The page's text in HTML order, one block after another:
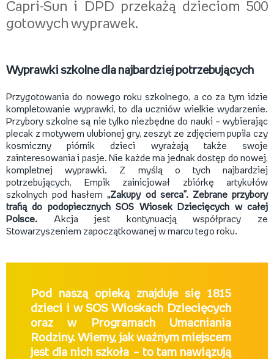
Capri-Sun i DPD przekażą dzieciom 500
gotowych wyprawek.
Wyprawki szkolne dla najbardziej potrzebujących
Przygotowania do nowego roku szkolnego, a co za tym idzie
kompletowanie wyprawki, to dla uczniów wielkie wydarzenie.
Przybory szkolne są nie tylko niezbędne do nauki – wybierając
plecak z motywem ulubionej gry, zeszyt ze zdjęciem pupila czy
kosmiczny piórnik dzieci wyrażają także swoje
zainteresowania i pasje. Nie każde ma jednak dostęp do nowej,
kompletnej wyprawki. Z myślą o tych najbardziej
potrzebujących, Empik zainicjował zbiórkę artykułów
szkolnych pod hasłem„Zakupy od serca”. Zebrane przybory
trafią do podopiecznych SOS Wiosek Dziecięcych w całej
Polsce. Akcja jest kontynuacją współpracy ze
Stowarzyszeniem zapoczątkowanej w marcu tego roku.
Pod naszą opieką znajduje się 1815
dzieci i w SOS Wioskach Dziecięcych
oraz w Programach Umacniania
Rodziny. Wiemy, jak ważnym miejscem
jest dla nich szkoła – to tam nawiązują